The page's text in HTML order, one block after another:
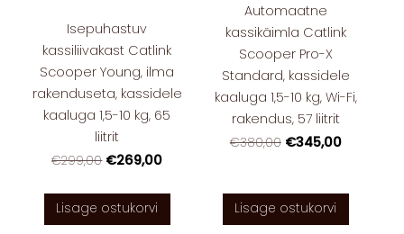
Isepuhastuv
kassiliivakast Catlink
Scooper Young, ilma
rakenduseta, kassidele
kaaluga 1,5-10 kg, 65
liitrit
€299,00 €269,00
Lisage ostukorvi
Automaatne
kassikäimla Catlink
Scooper Pro-X
Standard, kassidele
kaaluga 1,5-10 kg, Wi-Fi,
rakendus, 57 liitrit
€380,00 €345,00
Lisage ostukorvi